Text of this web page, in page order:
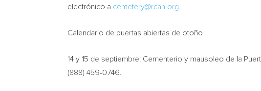
electrónico a cemetery@rcan.org
Calendario de puertas abiertas de otoño
14 y 15 de septiembre: Cementerio y mausoleo de la
(888) 459-0746.